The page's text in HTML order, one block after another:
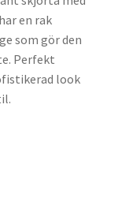
en rak
som gör den
Perfekt
look